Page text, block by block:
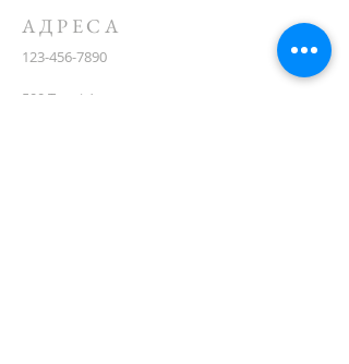
АДРЕСА
123-456-7890
500 Террі Франсуа вул